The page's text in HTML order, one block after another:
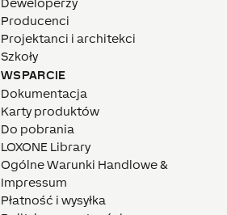
Producenci
Projektanci i architekci
Szkoły
WSPARCIE
Dokumentacja
Karty produktów
Do pobrania
LOXONE Library
Ogólne Warunki Handlowe &
Impressum
Płatność i wysyłka